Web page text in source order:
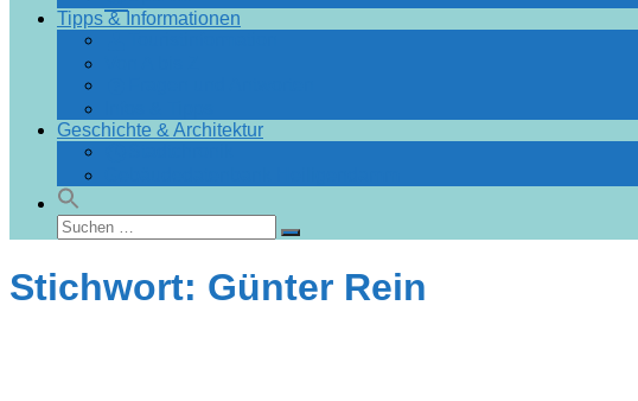
Tipps & Informationen
Geschichte & Architektur
Suchen
nach:
Suchen
Stichwort: Günter Rein